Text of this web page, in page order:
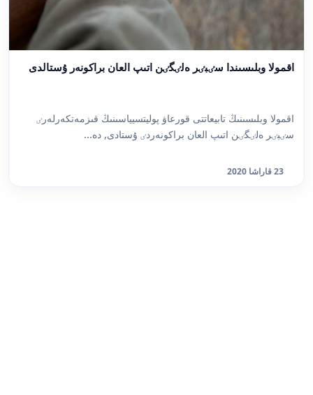
اقمولا وبلىسىندا سٸبٸر ەلٸگٸن اتىپ العان براكونەر ۇستالدى
اقمولا وبلىسىنىڭ تابيعاتتى قورعاۋ پوليتسيياسىنىڭ قىزمەتكەرلەرٸ
سٸبٸر ەلٸگٸن اتىپ العان براكونەردٸ ۇستادى, دە...
23 قاراشا 2020